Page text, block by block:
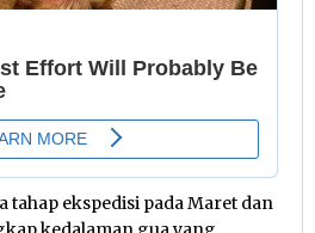
tahap ekspedisi pada Maret dan